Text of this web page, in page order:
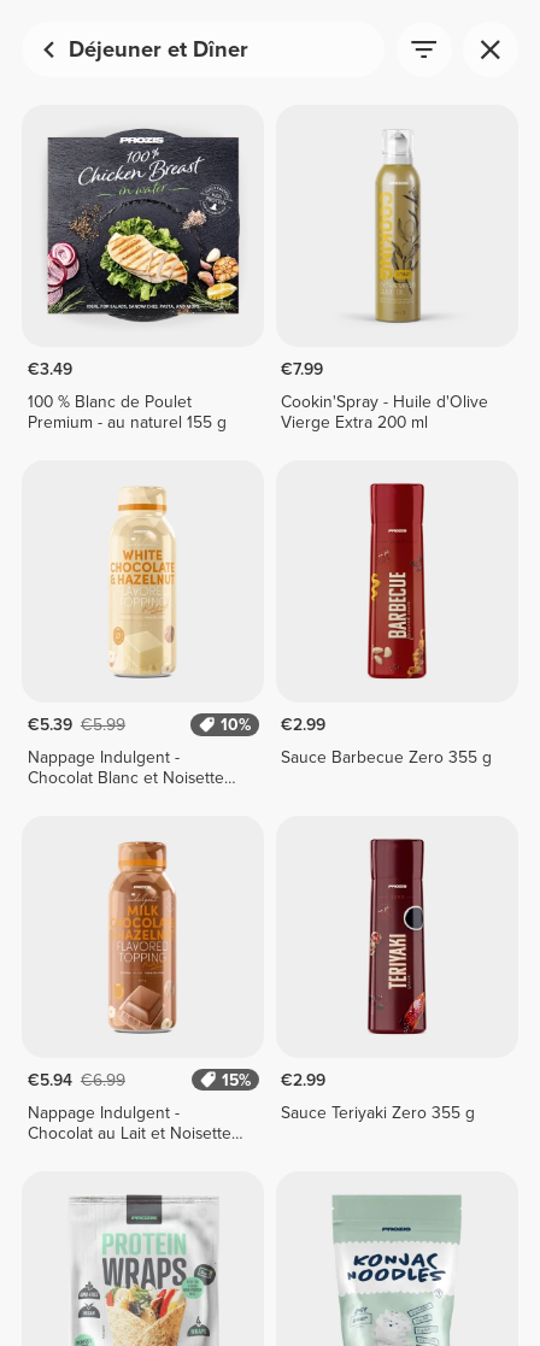
Déjeuner et Dîner
€3.49
100 % Blanc de Poulet
Premium - au naturel 155 g
€7.99
Cookin'Spray - Huile d'Olive
Vierge Extra 200 ml
€5.39 €5.99
10%
Nappage Indulgent -
Chocolat Blanc et Noisette
€2.99
Sauce Barbecue Zero 355 g
€5.94 €6.99
15%
Nappage Indulgent -
Chocolat au Lait et Noisette
€2.99
Sauce Teriyaki Zero 355 g